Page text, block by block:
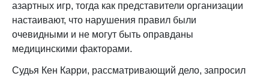
азартных игр, тогда как представители организации
настаивают, что нарушения правил были
очевидными и не могут быть оправданы
медицинскими факторами.
Судья Кен Карри, рассматривающий дело, запросил